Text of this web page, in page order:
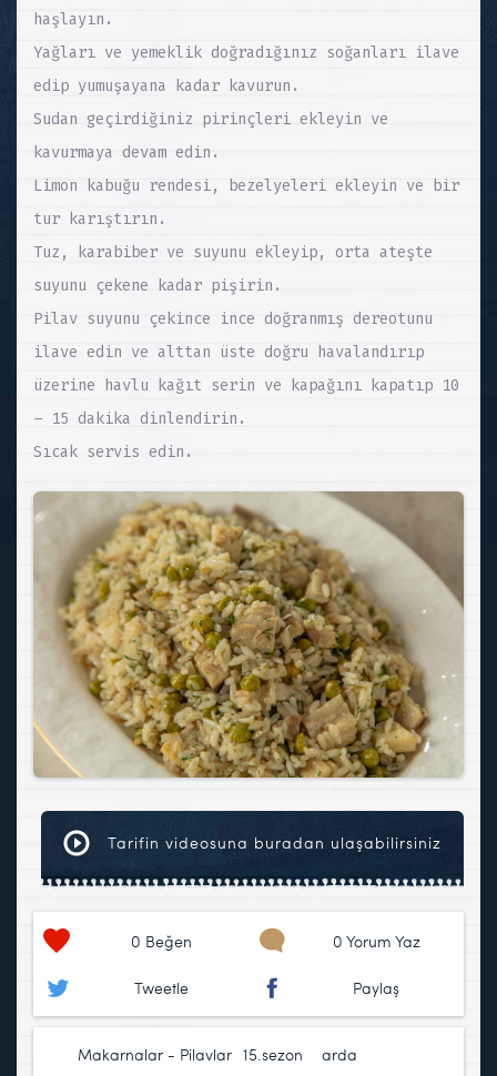
haşlayın.
Yağları ve yemeklik doğradığınız soğanları ilave
edip yumuşayana kadar kavurun.
Sudan geçirdiğiniz pirinçleri ekleyin ve
kavurmaya devam edin.
Limon kabuğu rendesi, bezelyeleri ekleyin ve bir
tur karıştırın.
Tuz, karabiber ve suyunu ekleyip, orta ateşte
suyunu çekene kadar pişirin.
Pilav suyunu çekince ince doğranmış dereotunu
ilave edin ve alttan üste doğru havalandırıp
üzerine havlu kağıt serin ve kapağını kapatıp 10
– 15 dakika dinlendirin.
Sıcak servis edin.
Tarifin videosuna buradan ulaşabilirsiniz
0 Beğen 0 Yorum Yaz
Tweetle Paylaş
Makarnalar - Pilavlar 15.sezon
arda